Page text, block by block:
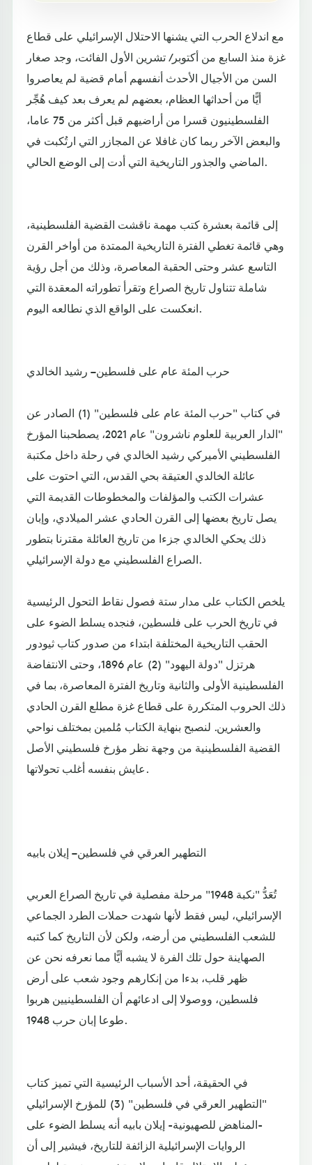
مع اندلاع الحرب التي يشنها الاحتلال الإسرائيلي على قطاع
غزة منذ السابع من أكتوبر/ تشرين الأول الفائت، وجد صغار
السن من الأجيال الأحدث أنفسهم أمام قضية لم يعاصروا
أيًّا من أحداثها العظام، بعضهم لم يعرف بعد كيف هُجِّر
الفلسطينيون قسرا من أراضيهم قبل أكثر من 75 عاما،
والبعض الآخر ربما كان غافلا عن المجازر التي ارتُكبت في
الماضي والجذور التاريخية التي أدت إلى الوضع الحالي.
إلى قائمة بعشرة كتب مهمة ناقشت القضية الفلسطينية،
وهي قائمة تغطي الفترة التاريخية الممتدة من أواخر القرن
التاسع عشر وحتى الحقبة المعاصرة، وذلك من أجل رؤية
شاملة تتناول تاريخ الصراع وتقرأ تطوراته المعقدة التي
انعكست على الواقع الذي نطالعه اليوم.
حرب المئة عام على فلسطين – رشيد الخالدي
في كتاب "حرب المئة عام على فلسطين" (1) الصادر عن
"الدار العربية للعلوم ناشرون" عام 2021، يصطحبنا المؤرخ
الفلسطيني الأميركي رشيد الخالدي في رحلة داخل مكتبة
عائلة الخالدي العتيقة بحي القدس، التي احتوت على
عشرات الكتب والمؤلفات والمخطوطات القديمة التي
يصل تاريخ بعضها إلى القرن الحادي عشر الميلادي، وإبان
ذلك يحكي الخالدي جزءا من تاريخ العائلة مقترنا بتطور
الصراع الفلسطيني مع دولة الإسرائيلي.
يلخص الكتاب على مدار ستة فصول نقاط التحول الرئيسية
في تاريخ الحرب على فلسطين، فنجده يسلط الضوء على
الحقب التاريخية المختلفة ابتداء من صدور كتاب ثيودور
هرتزل "دولة اليهود" (2) عام 1896، وحتى الانتفاضة
الفلسطينية الأولى والثانية وتاريخ الفترة المعاصرة، بما في
ذلك الحروب المتكررة على قطاع غزة مطلع القرن الحادي
والعشرين. لنصبح بنهاية الكتاب مُلمين بمختلف نواحي
القضية الفلسطينية من وجهة نظر مؤرخ فلسطيني الأصل
عايش بنفسه أغلب تحولاتها.
التطهير العرقي في فلسطين – إيلان بابيه
تُعَدُّ "نكبة 1948" مرحلة مفصلية في تاريخ الصراع العربي
الإسرائيلي، ليس فقط لأنها شهدت حملات الطرد الجماعي
للشعب الفلسطيني من أرضه، ولكن لأن التاريخ كما كتبه
الصهاينة حول تلك الفرة لا يشبه أيًّا مما نعرفه نحن عن
ظهر قلب، بدءا من إنكارهم وجود شعب على أرض
فلسطين، ووصولا إلى ادعائهم أن الفلسطينيين هربوا
طوعا إبان حرب 1948.
في الحقيقة، أحد الأسباب الرئيسية التي تميز كتاب
"التطهير العرقي في فلسطين" (3) للمؤرخ الإسرائيلي
-المناهض للصهيونية- إيلان بابيه أنه يسلط الضوء على
الروايات الإسرائيلية الزائفة للتاريخ، فيشير إلى أن